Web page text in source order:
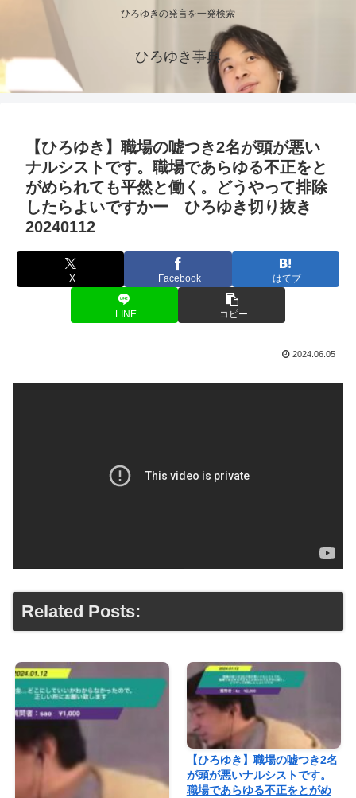
ひろゆきの発言を一発検索
ひろゆき事典
【ひろゆき】職場の嘘つき2名が頭が悪い
ナルシストです。職場であらゆる不正をと
がめられても平然と働く。どうやって排除
したらよいですかー ひろゆき切り抜き
20240112
X Facebook はてブ
LINE コピー
2024.06.05
Related Posts:
【ひろゆき】職場の嘘つき2名
が頭が悪いナルシストです。
職場であらゆる不正をとがめ